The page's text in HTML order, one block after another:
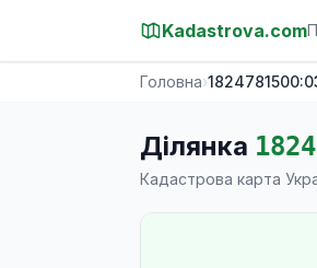
Kadastrova.com
Головна›
Ділянка
Кадастрова карта